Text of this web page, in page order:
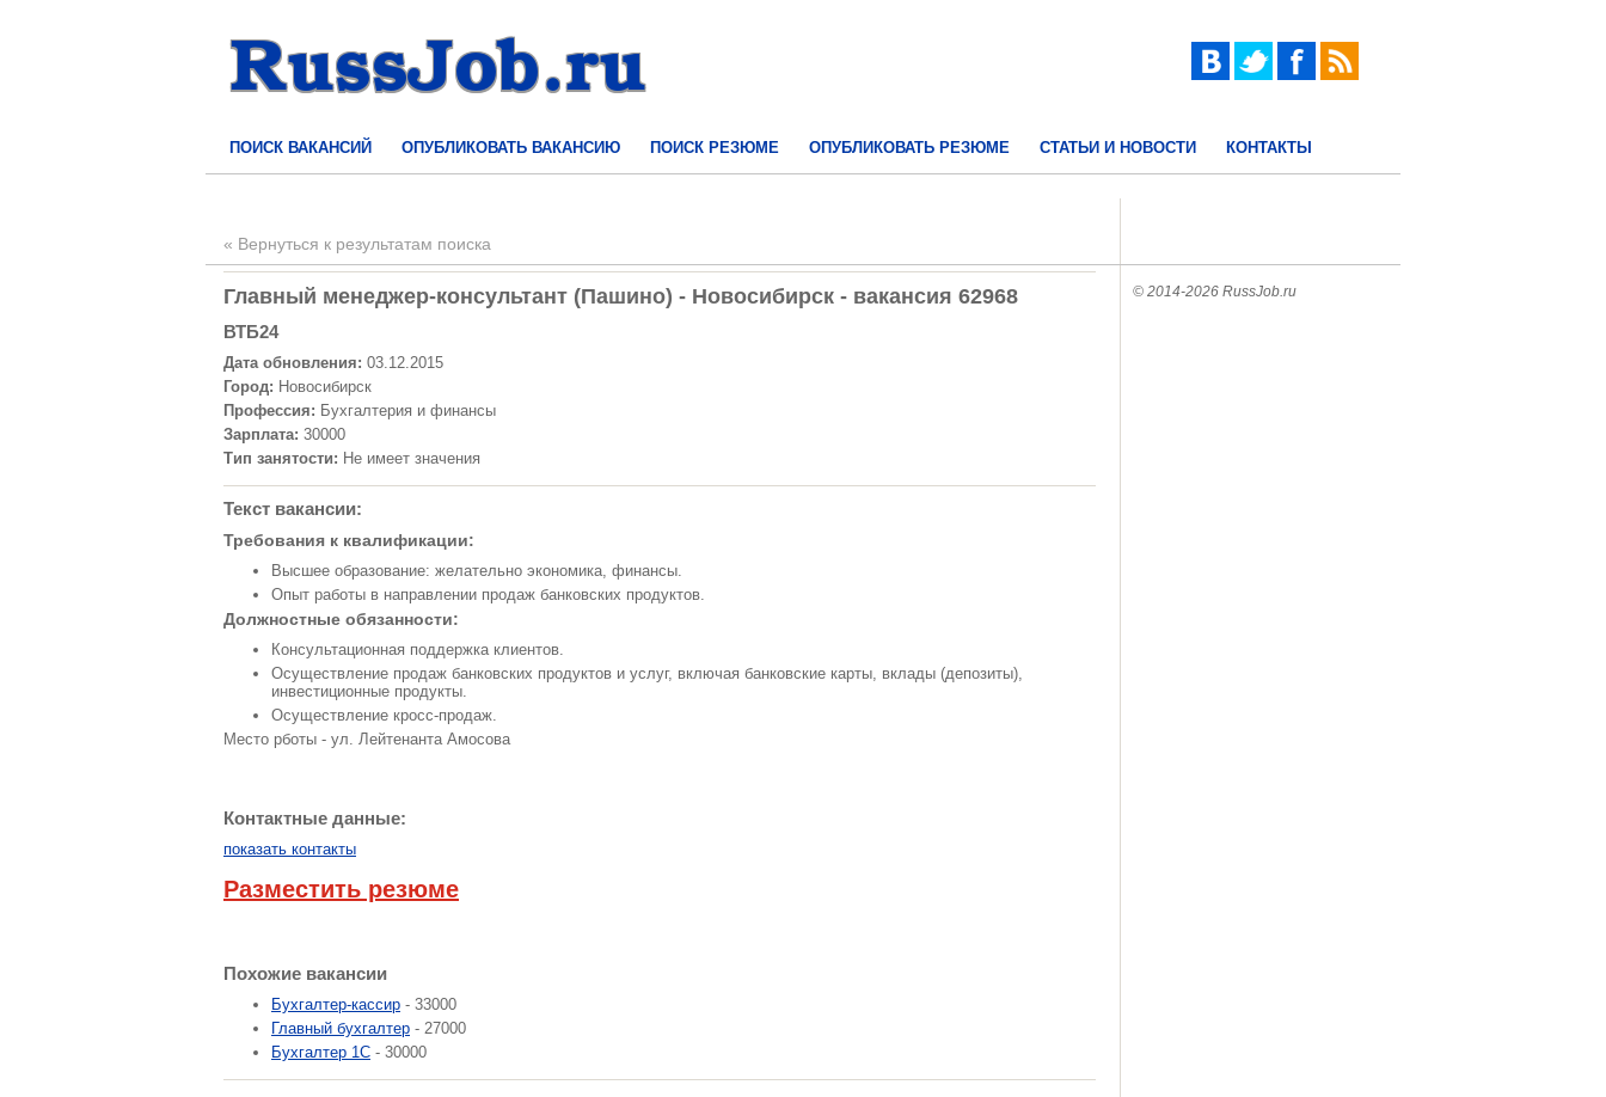
ПОИСК ВАКАНСИЙ ОПУБЛИКОВАТЬ ВАКАНСИЮ ПОИСК РЕЗЮМЕ ОПУБЛИКОВАТЬ РЕЗЮМЕ СТАТЬИ И НОВОСТИ КОНТАКТЫ
« Вернуться к результатам поиска
Главный менеджер-консультант (Пашино) - Новосибирск - вакансия 62968
ВТБ24
Дата обновления: 03.12.2015
Город: Новосибирск
Профессия: Бухгалтерия и финансы
Зарплата: 30000
Тип занятости: Не имеет значения
Текст вакансии:
Требования к квалификации:
Высшее образование: желательно экономика, финансы.
Опыт работы в направлении продаж банковских продуктов.
Должностные обязанности:
Консультационная поддержка клиентов.
Осуществление продаж банковских продуктов и услуг, включая банковские карты, вклады (депозиты),
инвестиционные продукты.
Осуществление кросс-продаж.
Место рботы - ул. Лейтенанта Амосова
Контактные данные:
показать контакты
Разместить резюме
Похожие вакансии
Бухгалтер-кассир - 33000
Главный бухгалтер - 27000
Бухгалтер 1С - 30000
© 2014-2026 RussJob.ru